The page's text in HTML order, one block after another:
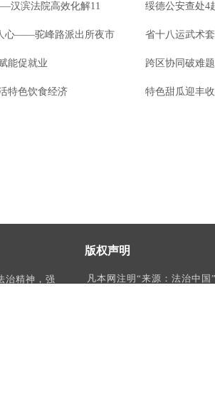
汉滨法院高效化解11 绥德公安查处4
心——驼峰路派出所夜市 省十八运武术
能促就业 跨区协同破难
特色饮食经济 特色甜瓜迎丰
版权声明
凡本网注明“来源：法治中国
治精神，强